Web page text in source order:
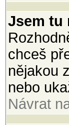
Jsem tu
chceš
nějakou
nebo
Návrat